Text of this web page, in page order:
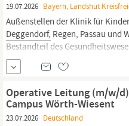
19.07.2026 Bayern, Landshut
Außenstellen der Klinik für
Deggendorf, Regen, Passau und
Bestandteil des
Unser erklärtes Ziel ist es, das
Zusammenarbeit mit unseren
Operative Leitung (m/w/
Campus Wörth-Wiesent
23.07.2026 Deutschland